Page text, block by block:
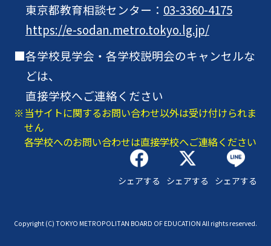
東京都教育相談センター： 03-3360-4175
https://e-sodan.metro.tokyo.lg.jp/
各学校見学会・各学校説明会のキャンセルな
どは、
直接学校へご連絡ください
当サイトに関するお問い合わせ以外は受け付けられま
せん
各学校へのお問い合わせは直接学校へご連絡ください
シェアする シェアする シェアする
Copyright (C) TOKYO METROPOLITAN BOARD OF EDUCATION All rights reserved.